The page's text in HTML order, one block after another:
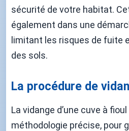
sécurité de votre habitat.
également dans une
limitant les risques de fuite
des sols.
La procédure de
La vidange d’une cuve à
méthodologie précise, pour